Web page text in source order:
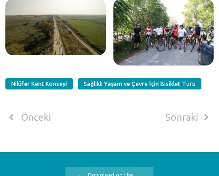
Nilüfer Kent Konseyi Sağlıklı Yaşam ve Çevre İçin Bisiklet Turu
Önceki Sonraki